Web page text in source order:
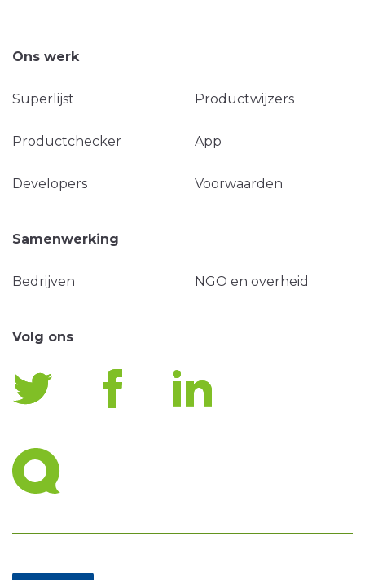
Ons werk
Superlijst Productwijzers
Productchecker App
Developers Voorwaarden
Samenwerking
Bedrijven NGO en overheid
Volg ons